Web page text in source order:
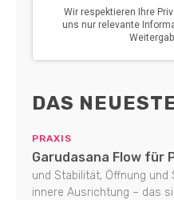
DAS
PRAXIS
Garudasana Flow für
und Stabilität, Öffnung und
innere Ausrichtung – das